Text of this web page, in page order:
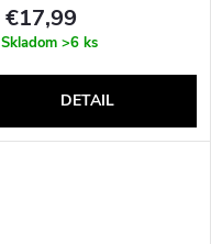
€17,99
Skladom >6 ks
DETAIL